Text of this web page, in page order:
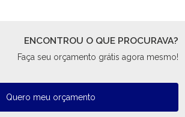
ENCONTROU O QUE PROCURAVA?
Faça seu orçamento grátis agora mesmo!
Quero meu orçamento